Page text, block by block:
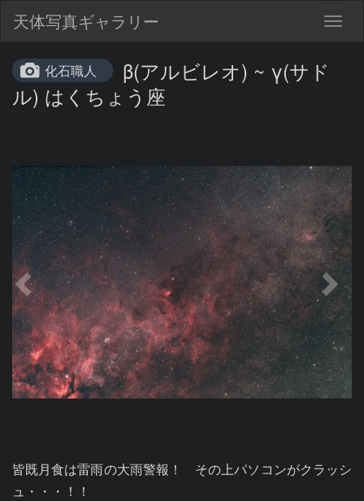
天体写真ギャラリー
化石職人
β(アルビレオ) ~ γ(サド
ル) はくちょう座
皆既月食は雷雨の大雨警報！　その上パソコンがクラッシ
ュ・・・！！